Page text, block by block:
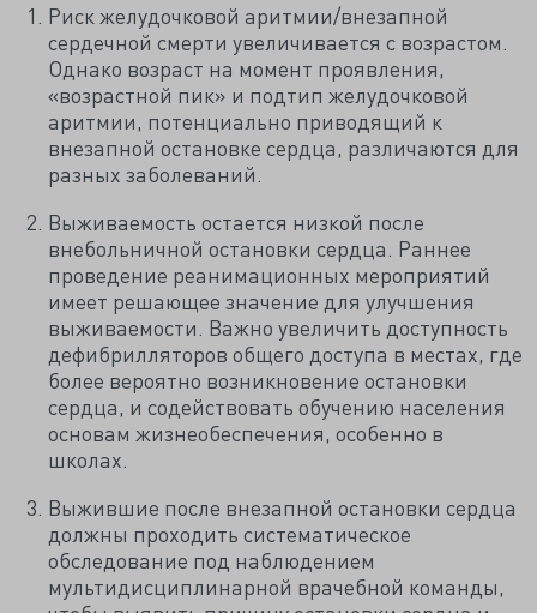
Риск желудочковой аритмии/внезапной
сердечной смерти увеличивается с возрастом.
Однако возраст на момент проявления,
«возрастной пик» и подтип желудочковой
аритмии, потенциально приводящий к
внезапной остановке сердца, различаются для
разных заболеваний.
Выживаемость остается низкой после
внебольничной остановки сердца. Раннее
проведение реанимационных мероприятий
имеет решающее значение для улучшения
выживаемости. Важно увеличить доступность
дефибрилляторов общего доступа в местах, где
более вероятно возникновение остановки
сердца, и содействовать обучению населения
основам жизнеобеспечения, особенно в
школах.
Выжившие после внезапной остановки сердца
должны проходить систематическое
обследование под наблюдением
мультидисциплинарной врачебной команды,